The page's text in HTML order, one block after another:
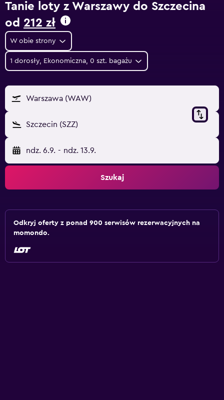
Tanie loty z Warszawy do Szczecina
od 212 zł
W obie strony
1 dorosły, Ekonomiczna, 0 szt. bagażu
Warszawa (WAW)
Szczecin (SZZ)
ndz. 6.9. - ndz. 13.9.
Szukaj
Odkryj oferty z ponad 900 serwisów rezerwacyjnych na
momondo.